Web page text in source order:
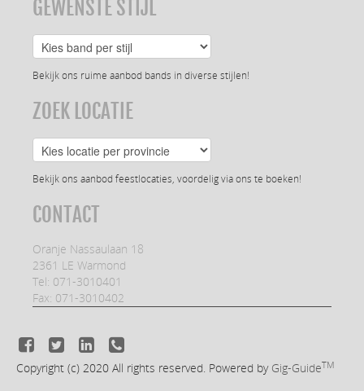
GEWENSTE STIJL
Bekijk ons ruime aanbod bands in diverse stijlen!
ZOEK LOCATIE
Bekijk ons aanbod feestlocaties, voordelig via ons te boeken!
CONTACT
Oranje Nassaulaan 18
2361 LE Warmond
Tel: 071-3010401
Fax: 071-3010402
Copyright (c) 2020 All rights reserved. Powered by Gig-GuideTM